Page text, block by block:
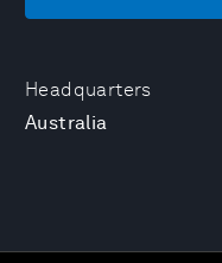
Headquarters
Australia